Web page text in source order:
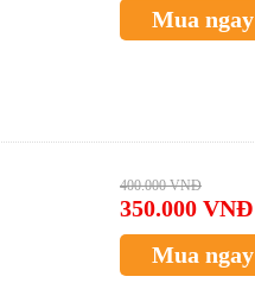
Mua ngay
400.000 VNĐ
350.000 VNĐ
Mua ngay